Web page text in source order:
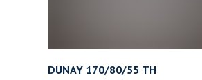
DUNAY 170/80/55 ТН